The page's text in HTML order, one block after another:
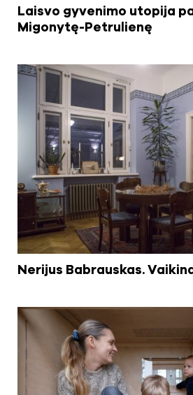
Laisvo gyvenimo utopija
Migonytę-Petrulienę
Nerijus Babrauskas.